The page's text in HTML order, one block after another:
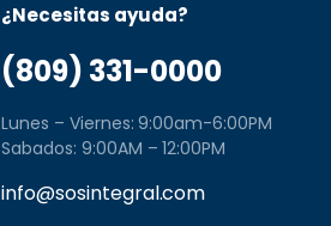
¿Necesitas ayuda?
(809) 331-0000
Lunes – Viernes: 9:00am-6:00PM
Sabados: 9:00AM – 12:00PM
info@sosintegral.com